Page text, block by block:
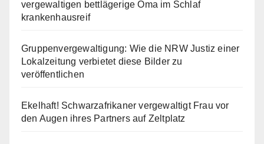
vergewaltigen bettlägerige Oma im Schlaf
krankenhausreif
Gruppenvergewaltigung: Wie die NRW Justiz einer
Lokalzeitung verbietet diese Bilder zu
veröffentlichen
Ekelhaft! Schwarzafrikaner vergewaltigt Frau vor
den Augen ihres Partners auf Zeltplatz